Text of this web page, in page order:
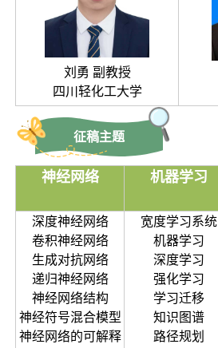
刘勇 副教授
四川轻化工大学
征稿主题
神经网络 机器学习
深度神经网络
卷积神经网络
生成对抗网络
递归神经网络
神经网络结构
神经符号混合模型
神经网络的可解释
宽度学习系统
机器学习
深度学习
强化学习
学习迁移
知识图谱
路径规划